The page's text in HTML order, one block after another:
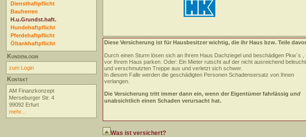
Diensthaftpflicht
Bauherren
H.u.Grundst.haft.
Hundehaftpflicht
Pferdehaftpflicht
Öltankhaftpflicht
Kundenlogin
zum Login
Kontakt
AM Finanzkonzept
Merseburger Str. 4
99092 Erfurt
mehr...
Diese Versicherung ist für Hausbesitzer wichtig, die ihr Haus bzw. Teile
Durch einen Sturm lösen sich an Ihrem Haus Dachziegel und beschädigen Pkw`s ,
vor Ihrem Haus parken. Oder: Ein Mieter rutscht auf der nicht ausreichend
und verschmutzten Treppe aus und verletzt sich schwer.
In diesem Falle werden die geschädigten Personen Schadensersatz von Ihnen
verlangen.
Die Versicherung tritt immer dann ein, wenn der Eigentümer fahrlässig und
unabsichtlich einen Schaden verursacht hat.
Was ist versichert?